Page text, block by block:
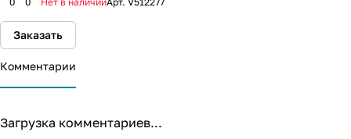
Заказать
Комментарии
Загрузка комментариев...